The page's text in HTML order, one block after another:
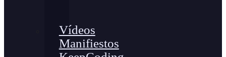
Vídeos
Manifiestos